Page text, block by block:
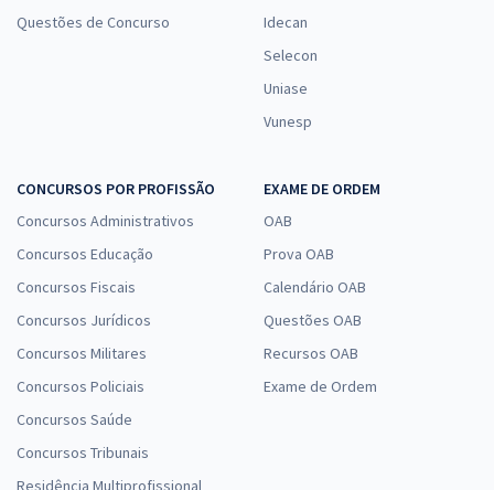
Questões de Concurso
Idecan
Selecon
Uniase
Vunesp
CONCURSOS POR PROFISSÃO
Concursos Administrativos
Concursos Educação
Concursos Fiscais
Concursos Jurídicos
Concursos Militares
Concursos Policiais
Concursos Saúde
Concursos Tribunais
Residência Multiprofissional
EXAME DE ORDEM
OAB
Prova OAB
Calendário OAB
Questões OAB
Recursos OAB
Exame de Ordem